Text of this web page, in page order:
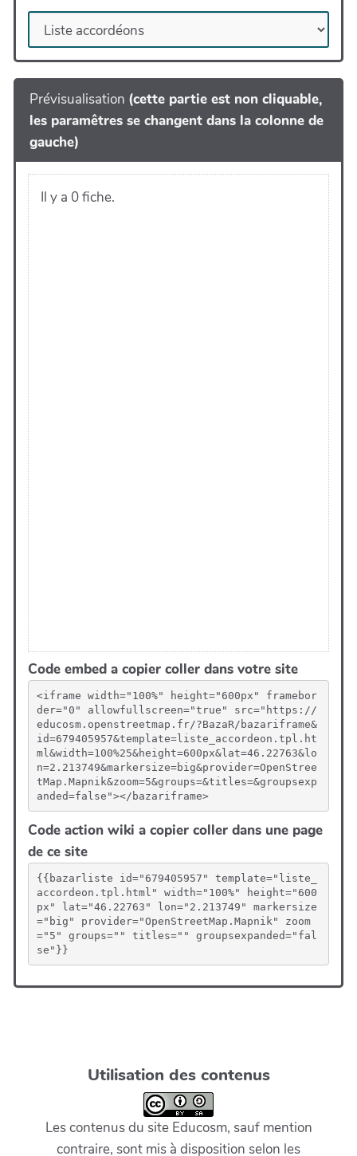
Prévisualisation (cette partie est non cliquable,
les paramêtres se changent dans la colonne de
gauche)
Code embed a copier coller dans votre site
<iframe width="100%" height="600px" framebor
der="0" allowfullscreen="true" src="https://
educosm.openstreetmap.fr/?BazaR/bazariframe&
id=679405957&template=liste_accordeon.tpl.ht
ml&width=100%25&height=600px&lat=46.22763&lo
n=2.213749&markersize=big&provider=OpenStree
tMap.Mapnik&zoom=5&groups=&titles=&groupsexp
anded=false"></bazariframe>
Code action wiki a copier coller dans une page
de ce site
{{bazarliste id="679405957" template="liste_
accordeon.tpl.html" width="100%" height="600
px" lat="46.22763" lon="2.213749" markersize
="big" provider="OpenStreetMap.Mapnik" zoom
="5" groups="" titles="" groupsexpanded="fal
se"}}
Utilisation des contenus
Les contenus du site Educosm, sauf mention
contraire, sont mis à disposition selon les